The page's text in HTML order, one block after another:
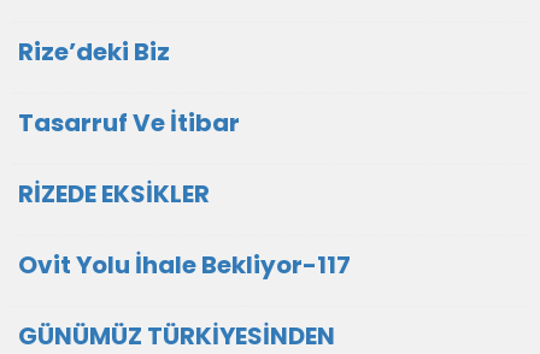
Rize’deki Biz
Tasarruf Ve İtibar
RİZEDE EKSİKLER
Ovit Yolu İhale Bekliyor-117
GÜNÜMÜZ TÜRKİYESİNDEN